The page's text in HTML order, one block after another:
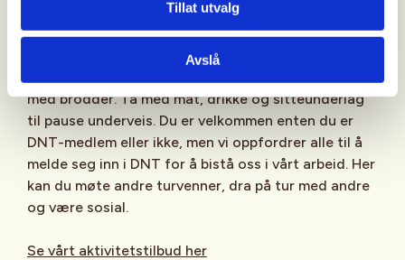
Tillat utvalg
Avslå
Påmelding: Nei, ingen påmelding til denne turen
med brodder. Ta med mat, drikke og sitteunderlag
til pause underveis. Du er velkommen enten du er
DNT-medlem eller ikke, men vi oppfordrer alle til å
melde seg inn i DNT for å bistå oss i vårt arbeid. Her
kan du møte andre turvenner, dra på tur med andre
og være sosial.
Se vårt aktivitetstilbud her